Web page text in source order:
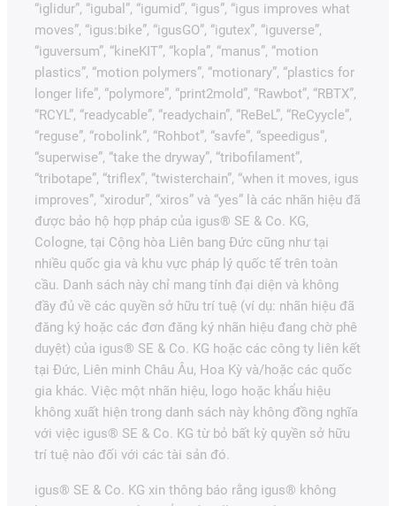
“iglidur”, “igubal”, “igumid”, “igus”, “igus improves what
moves”, “igus:bike”, “igusGO”, “igutex”, “iguverse”,
“iguversum”, “kineKIT”, “kopla”, “manus”, “motion
plastics”, “motion polymers”, “motionary”, “plastics for
longer life”, “polymore”, “print2mold”, “Rawbot”, “RBTX”,
“RCYL”, “readycable”, “readychain”, “ReBeL”, “ReCyycle”,
“reguse”, “robolink”, “Rohbot”, “savfe”, “speedigus”,
“superwise”, “take the dryway”, “tribofilament”,
“tribotape”, “triflex”, “twisterchain”, “when it moves, igus
improves”, “xirodur”, “xiros” và “yes” là các nhãn hiệu đã
được bảo hộ hợp pháp của igus® SE & Co. KG,
Cologne, tại Cộng hòa Liên bang Đức cũng như tại
nhiều quốc gia và khu vực pháp lý quốc tế trên toàn
cầu. Danh sách này chỉ mang tính đại diện và không
đầy đủ về các quyền sở hữu trí tuệ (ví dụ: nhãn hiệu đã
đăng ký hoặc các đơn đăng ký nhãn hiệu đang chờ phê
duyệt) của igus® SE & Co. KG hoặc các công ty liên kết
tại Đức, Liên minh Châu Âu, Hoa Kỳ và/hoặc các quốc
gia khác. Việc một nhãn hiệu, logo hoặc khẩu hiệu
không xuất hiện trong danh sách này không đồng nghĩa
với việc igus® SE & Co. KG từ bỏ bất kỳ quyền sở hữu
trí tuệ nào đối với các tài sản đó.
igus® SE & Co. KG xin thông báo rằng igus® không